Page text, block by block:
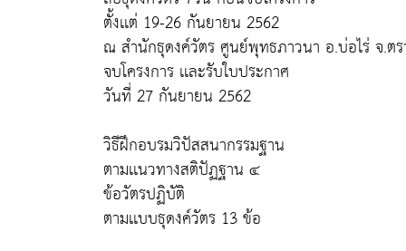
ตั้งเเต่ 19-26 กันยายน 2562
ณ สำนักธุดงค์วัตร ศูนย์พุทธภาวนา อ.บ่อไร่ จ.ต
จบโครงการ เเละรับใบประกาศ
วันที่ 27 กันยายน 2562
วิธีฝึกอบรมวิปัสสนากรรมฐาน
ตามเเนวทางสติปัฏฐาน ๔
ข้อวัตรปฏิบัติ
ตามเเบบธุดงค์วัตร 13 ข้อ